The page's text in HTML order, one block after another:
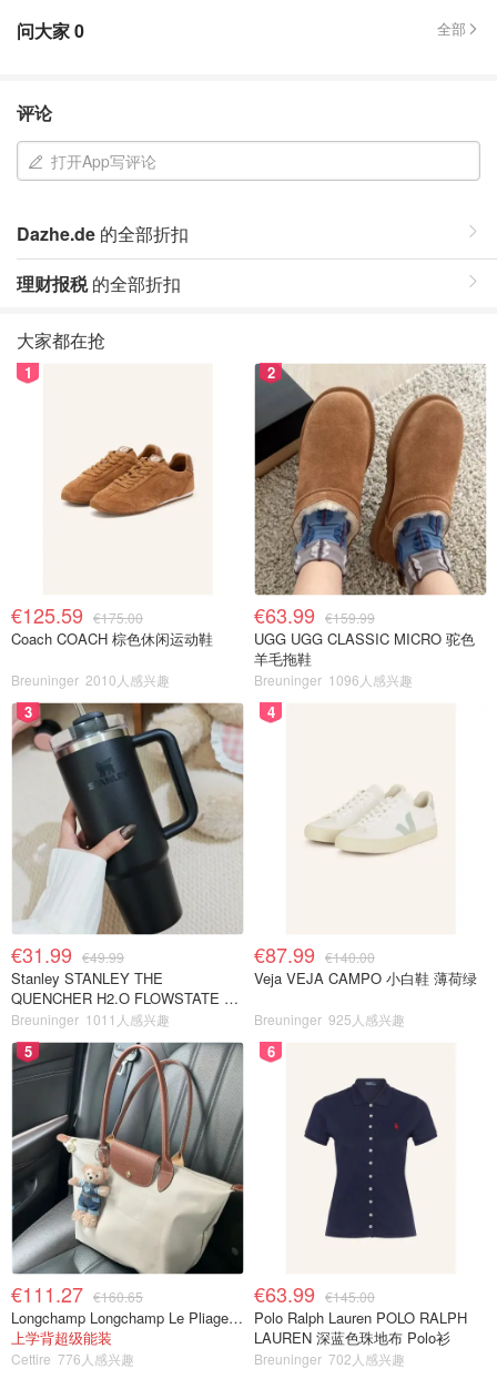
问大家0 全部
评论
打开App写评论
Dazhe.de 的全部折扣
理财报税的全部折扣
大家都在抢
1
€125.59 €175.00
Coach COACH 棕色休闲运动鞋
Breuninger 2010人感兴趣
2
€63.99 €159.99
UGG UGG CLASSIC MICRO 驼色
羊毛拖鞋
Breuninger 1096人感兴趣
3
€31.99 €49.99
Stanley STANLEY THE
QUENCHER H2.O FLOWSTATE 保
温杯 1.18L 黑色
Breuninger 1011人感兴趣
4
€87.99 €140.00
Veja VEJA CAMPO 小白鞋 薄荷绿
Breuninger 925人感兴趣
5
€111.27 €160.65
Longchamp Longchamp Le Pliage 大号手提包
上学背超级能装
Cettire 776人感兴趣
6
€63.99 €145.00
Polo Ralph Lauren POLO RALPH
LAUREN 深蓝色珠地布 Polo衫
Breuninger 702人感兴趣